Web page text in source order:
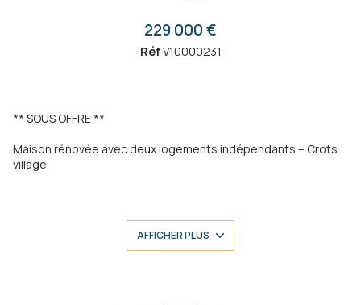
229 000 €
RéfV10000231
** SOUS OFFRE **
Maison rénovée avec deux logements indépendants – Crots
village
réhabilitée avec soin, offrant un cadre de vie privilégié entre lac et montagnes.
AFFICHER PLUS